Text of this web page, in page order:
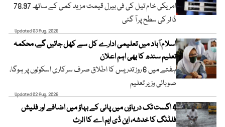
امریکی خام تیل کی فی بیرل قیمت مزید کمی کے ساتھ 78.97
ڈالر کی سطح پر آ گئی
Updated 03 Aug, 2026
اسلام آباد میں تعلیمی ادارے کل سے کھل جائیں گے، محکمہ
تعلیم سندھ کا بھی اہم اعلان
ہفتے میں 6 روز تدریس کا اطلاق صرف سرکاری اسکولوں پر ہوگا،
صوبائی وزیر تعلیم
Updated 02 Aug, 2026
4 اگست تک دریاؤں میں پانی کے بہاؤ میں اضافے اور فلیش
فلڈنگ کا خدشہ، این ڈی ایم اے کا الرٹ